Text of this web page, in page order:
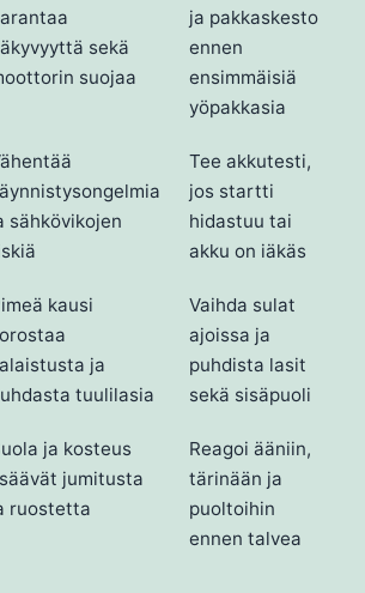
sekä
suojaa
ja pakkaskesto
ennen
ensimmäisiä
yöpakkasia
sähkövikojen
Tee akkutesti,
jos startti
hidastuu tai
akku on iäkäs
kausi
ja
tuulilasia
Vaihda sulat
ajoissa ja
puhdista lasit
sekä sisäpuoli
ja kosteus
jumitusta
ruostetta
Reagoi ääniin,
tärinään ja
puoltoihin
ennen talvea